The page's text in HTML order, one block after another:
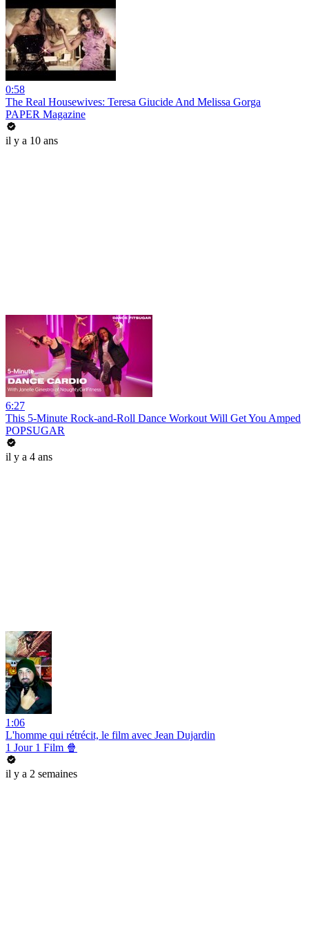
0:58
The Real Housewives: Teresa Giucide And Melissa Gorga
PAPER Magazine
il y a 10 ans
6:27
This 5-Minute Rock-and-Roll Dance Workout Will Get You Amped
POPSUGAR
il y a 4 ans
1:06
L'homme qui rétrécit, le film avec Jean Dujardin
1 Jour 1 Film 🍿
il y a 2 semaines